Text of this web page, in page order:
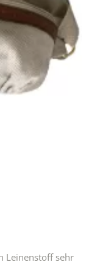
Leinenstoff sehr